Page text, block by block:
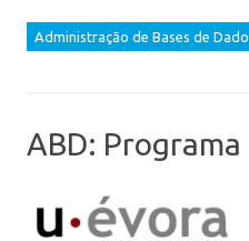
Administração de Bases de
ABD: